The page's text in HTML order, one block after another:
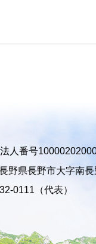
法人番号
野県長野市大字南
0111（代表）